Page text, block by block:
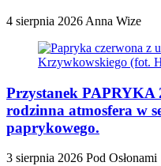
4 sierpnia 2026 Anna Wize
Przystanek PAPRYKA
rodzinna atmosfera w
paprykowego.
3 sierpnia 2026 Pod Osłonami